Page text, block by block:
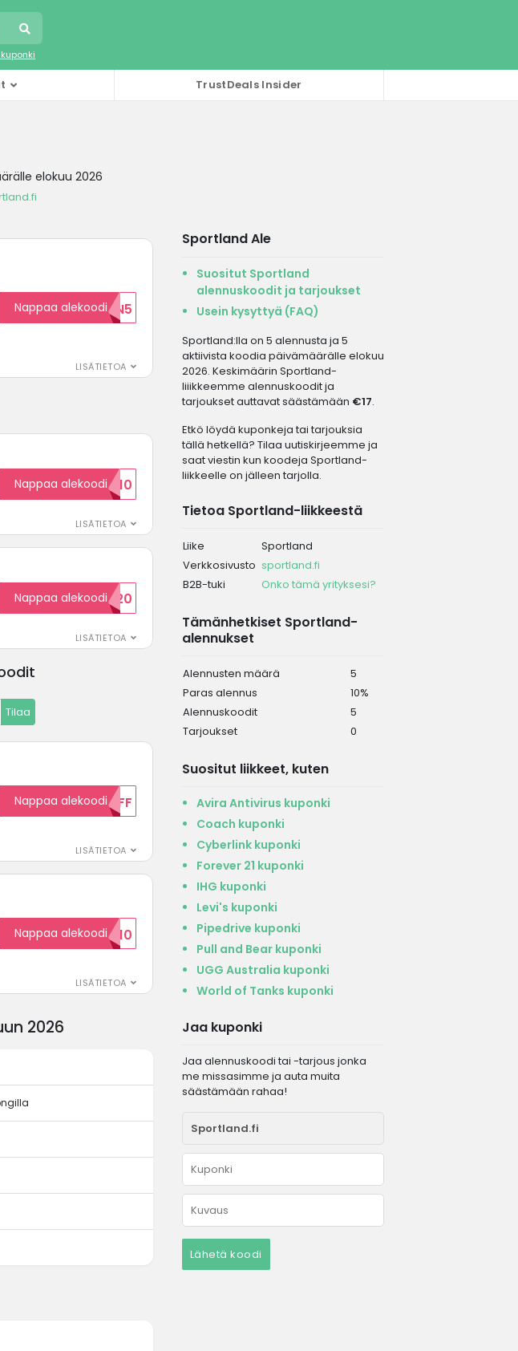
TrustDeals Insider
elokuu 2026
LISÄTIETOA
Nappaa alekoodi
ALENNUKSEN5
LISÄTIETOA
Nappaa alekoodi
KOODID10
LISÄTIETOA
Nappaa alekoodi
WELCOME20
Tilaa
LISÄTIETOA
Nappaa alekoodi15OFF
LISÄTIETOA
Nappaa alekoodi
ALENNUSKOODID10
Sportland Ale
Suositut Sportland
alennuskoodit ja tarjoukset
Usein kysyttyä (FAQ)
Sportland:lla on 5 alennusta ja 5
aktiivista koodia päivämäärälle elokuu
2026. Keskimäärin Sportland-
liiikkeemme alennuskoodit ja
tarjoukset auttavat säästämään €17.
Etkö löydä kuponkeja tai tarjouksia
tällä hetkellä? Tilaa uutiskirjeemme ja
saat viestin kun koodeja Sportland-
liikkeelle on jälleen tarjolla.
Tietoa Sportland-liikkeestä
Liike
Sportland
Verkkosivusto sportland.fi
B2B-tuki
Onko tämä yrityksesi?
Tämänhetkiset Sportland-
alennukset
Alennusten määrä
5
Paras alennus
10%
Alennuskoodit
5
Tarjoukset
0
Suositut liikkeet, kuten
Avira Antivirus kuponki
Coach kuponki
Cyberlink kuponki
Forever 21 kuponki
IHG kuponki
Levi's kuponki
Pipedrive kuponki
Pull and Bear kuponki
UGG Australia kuponki
World of Tanks kuponki
Jaa kuponki
Jaa alennuskoodi tai -tarjous jonka
me missasimme ja auta muita
säästämään rahaa!
Lähetä koodi
2026